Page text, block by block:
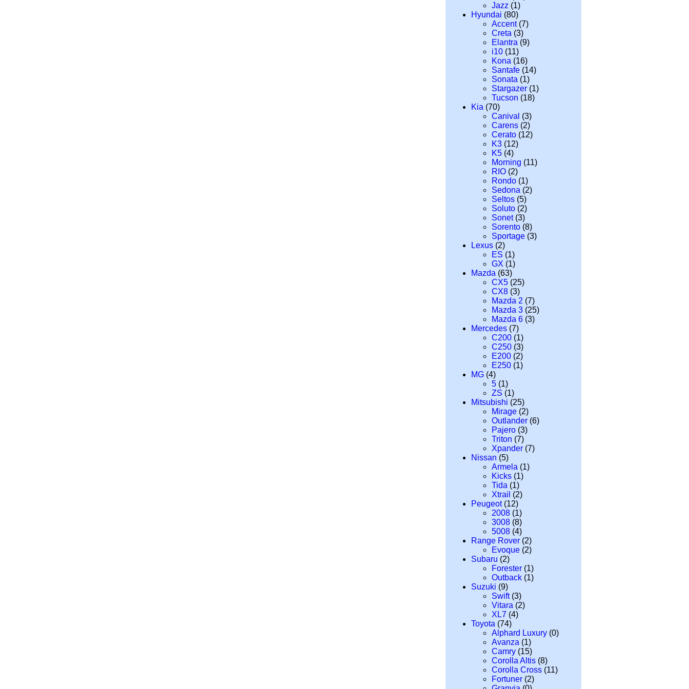
Jazz (1)
Hyundai (80)
Accent (7)
Creta (3)
Elantra (9)
i10 (11)
Kona (16)
Santafe (14)
Sonata (1)
Stargazer (1)
Tucson (18)
Kia (70)
Canival (3)
Carens (2)
Cerato (12)
K3 (12)
K5 (4)
Morning (11)
RIO (2)
Rondo (1)
Sedona (2)
Seltos (5)
Soluto (2)
Sonet (3)
Sorento (8)
Sportage (3)
Lexus (2)
ES (1)
GX (1)
Mazda (63)
CX5 (25)
CX8 (3)
Mazda 2 (7)
Mazda 3 (25)
Mazda 6 (3)
Mercedes (7)
C200 (1)
C250 (3)
E200 (2)
E250 (1)
MG (4)
5 (1)
ZS (1)
Mitsubishi (25)
Mirage (2)
Outlander (6)
Pajero (3)
Triton (7)
Xpander (7)
Nissan (5)
Armela (1)
Kicks (1)
Tida (1)
Xtrail (2)
Peugeot (12)
2008 (1)
3008 (8)
5008 (4)
Range Rover (2)
Evoque (2)
Subaru (2)
Forester (1)
Outback (1)
Suzuki (9)
Swift (3)
Vitara (2)
XL7 (4)
Toyota (74)
Alphard Luxury (0)
Avanza (1)
Camry (15)
Corolla Altis (8)
Corolla Cross (11)
Fortuner (2)